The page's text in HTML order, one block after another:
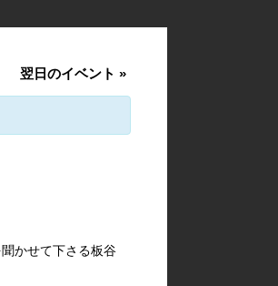
翌日のイベント »
かせて下さる板谷